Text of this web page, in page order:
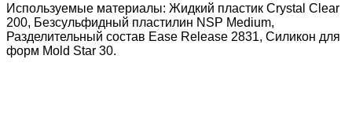
Используемые материалы: Жидкий пластик Crystal Clear
200, Безсульфидный пластилин NSP Medium,
Разделительный состав Ease Release 2831, Силикон для
форм Mold Star 30.